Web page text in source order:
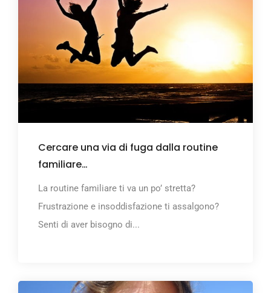
Cercare una via di fuga dalla routine
familiare…
La routine familiare ti va un po’ stretta?
Frustrazione e insoddisfazione ti assalgono?
Senti di aver bisogno di...